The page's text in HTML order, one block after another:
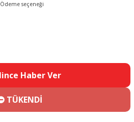
Ödeme seçeneği
Haber Ver
TÜKENDİ